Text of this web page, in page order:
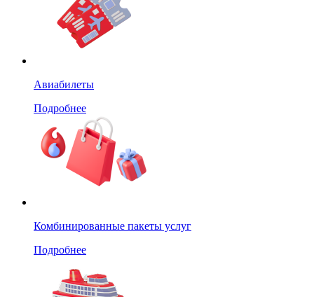
Авиабилеты
Подробнее
Комбинированные пакеты услуг
Подробнее